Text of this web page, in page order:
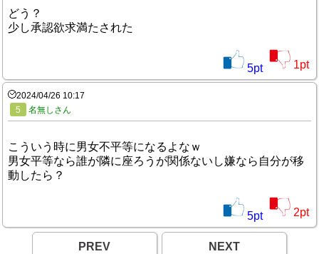
どう？
少し承認欲求満たされた
5pt 1pt
2024/04/26 10:17
5
名無しさん
こういう時に男女不平等になるよなｗ
男女平等なら誰が隣に座ろうが関係ないし嫌なら自分が移
動したら？
5pt 2pt
PREV NEXT